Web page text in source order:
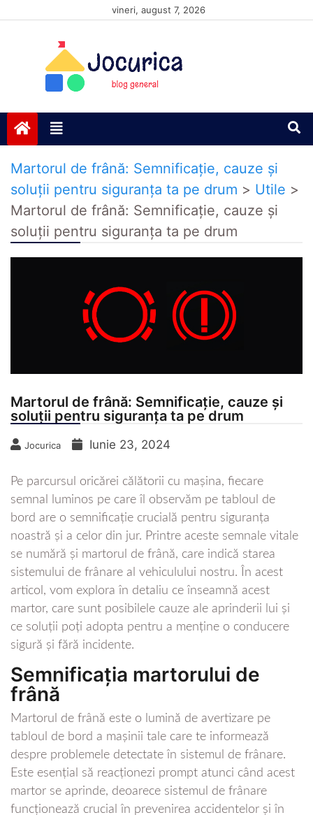
vineri, august 7, 2026
Jocurică blog
Martorul de frână: Semnificație, cauze și
soluții pentru siguranța ta pe drum > Utile >
Martorul de frână: Semnificație, cauze și
soluții pentru siguranța ta pe drum
Martorul de frână: Semnificație, cauze și
soluții pentru siguranța ta pe drum
Jocurica Iunie 23, 2024
Pe parcursul oricărei călătorii cu mașina, fiecare
semnal luminos pe care îl observăm pe tabloul de
bord are o semnificație crucială pentru siguranța
noastră și a celor din jur. Printre aceste semnale vitale
se numără și martorul de frână, care indică starea
sistemului de frânare al vehiculului nostru. În acest
articol, vom explora în detaliu ce înseamnă acest
martor, care sunt posibilele cauze ale aprinderii lui și
ce soluții poți adopta pentru a menține o conducere
sigură și fără incidente.
Semnificația martorului de
frână
Martorul de frână este o lumină de avertizare pe
tabloul de bord a mașinii tale care te informează
despre problemele detectate în sistemul de frânare.
Este esențial să reacționezi prompt atunci când acest
martor se aprinde, deoarece sistemul de frânare
funcționează crucial în prevenirea accidentelor și în